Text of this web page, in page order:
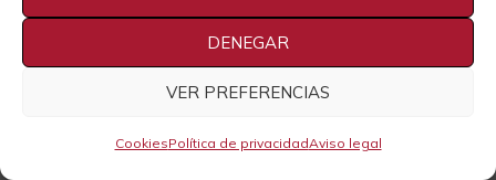
DENEGAR
VER PREFERENCIAS
CookiesPolítica de privacidadAviso legal
Un trinomio clave en el desarrollo del ser
humano, Fátima Sánchez y José Luis
Vicarioque ha sido investigado y desarrollado
Universidad de Yale para dar forma a un